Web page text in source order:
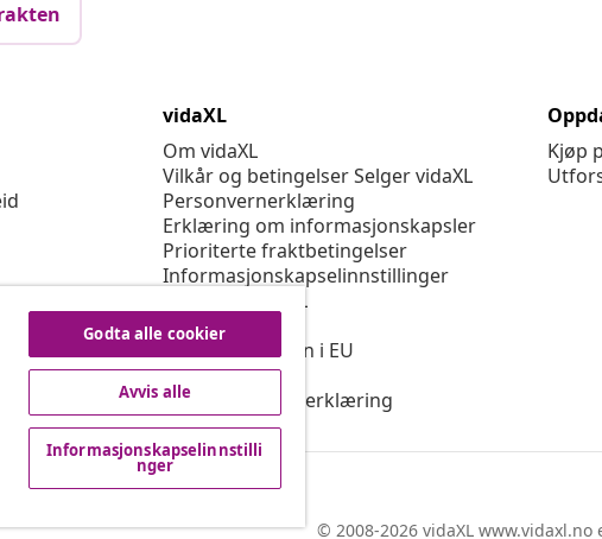
vidaXL
Om vidaXL
Vilkår og betingelser Selger vidaXL
Personvernerklæring
Erklæring om informasjonskapsler
Prioriterte fraktbetingelser
Informasjonskapselinnstillinger
Jobbe for vidaXL
Sikkerhet
Ansvarlig person i EU
Politikken EPR
Tilgjengelighetserklæring
Kjøp
© 2008-2026 vidaXL
Godta alle cookier
Avvis alle
Informasjonskapselinnstilli
nger